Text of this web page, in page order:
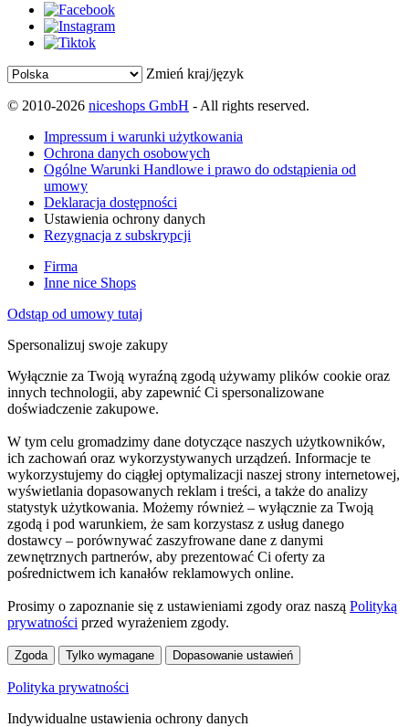
Zmień kraj/język
© 2010-2026 niceshops GmbH - All rights reserved.
Impressum i warunki użytkowania
Ochrona danych osobowych
Ogólne Warunki Handlowe i prawo do odstąpienia od
umowy
Deklaracja dostępności
Ustawienia ochrony danych
Rezygnacja z subskrypcji
Firma
Inne nice Shops
Odstąp od umowy tutaj
Spersonalizuj swoje zakupy
Wyłącznie za Twoją wyraźną zgodą używamy plików cookie oraz
innych technologii, aby zapewnić Ci spersonalizowane
doświadczenie zakupowe.
W tym celu gromadzimy dane dotyczące naszych użytkowników,
ich zachowań oraz wykorzystywanych urządzeń. Informacje te
wykorzystujemy do ciągłej optymalizacji naszej strony internetowej,
wyświetlania dopasowanych reklam i treści, a także do analizy
statystyk użytkowania. Możemy również – wyłącznie za Twoją
zgodą i pod warunkiem, że sam korzystasz z usług danego
dostawcy – porównywać zaszyfrowane dane z danymi
zewnętrznych partnerów, aby prezentować Ci oferty za
pośrednictwem ich kanałów reklamowych online.
Prosimy o zapoznanie się z ustawieniami zgody oraz naszą Polityką
prywatności przed wyrażeniem zgody.
Zgoda Tylko wymagane Dopasowanie ustawień
Polityka prywatności
Indywidualne ustawienia ochrony danych